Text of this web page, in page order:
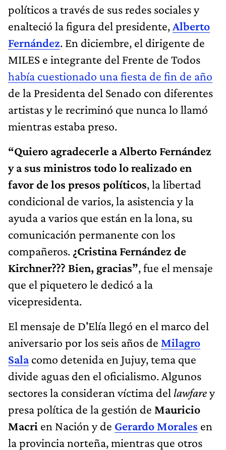
políticos a través de sus redes sociales y
enalteció la figura del presidente,Alberto
Fernández. En diciembre, el dirigente de
MILES e integrante del Frente de Todos
había cuestionado una fiesta de fin de año
de la Presidenta del Senado con diferentes
artistas y le recriminó que nunca lo llamó
mientras estaba preso.
“Quiero agradecerle a Alberto Fernández
y a sus ministros todo lo realizado en
favor de los presos políticos, la libertad
condicional de varios, la asistencia y la
ayuda a varios que están en la lona, su
comunicación permanente con los
compañeros. ¿Cristina Fernández de
Kirchner??? Bien, gracias”, fue el mensaje
que el piquetero le dedicó a la
vicepresidenta.
El mensaje de D'Elía llegó en el marco del
aniversario por los seis años de Milagro
Salacomo detenida en Jujuy, tema que
divide aguas den el oficialismo. Algunos
sectores la consideran víctima del lawfarey
presa política de la gestión de Mauricio
Macri en Nación y de Gerardo Morales en
la provincia norteña, mientras que otros